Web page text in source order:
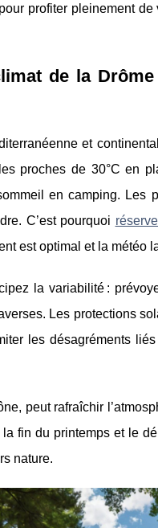
profiter pleinement
de la
et
proches de 30°C en
en camping. Les
C’est pourquoi
est optimal et la météo
la variabilité :
Les protections
les désagréments
peut rafraîchir
fin du printemps et le
nature.